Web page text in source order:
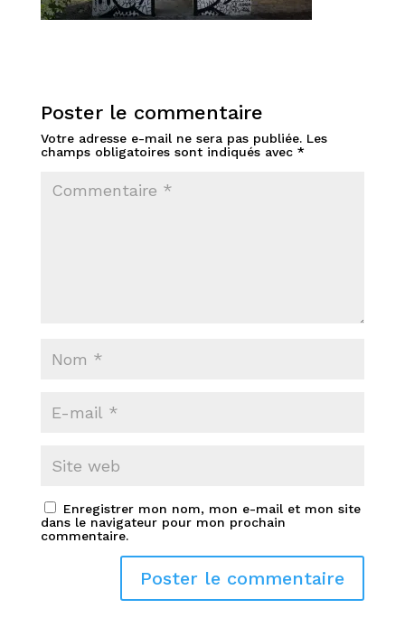
Poster le commentaire
Votre adresse e-mail ne sera pas publiée. Les
champs obligatoires sont indiqués avec *
Enregistrer mon nom, mon e-mail et mon site
dans le navigateur pour mon prochain
commentaire.